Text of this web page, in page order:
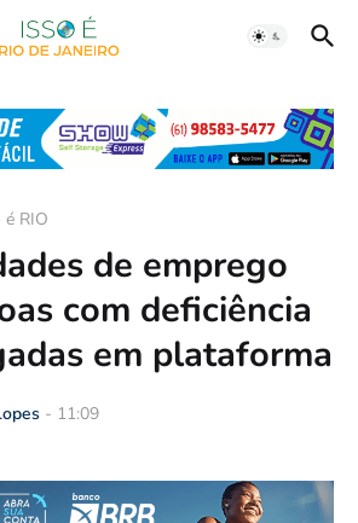
é RIO
de emprego
com deficiência
em plataforma
- 11:09